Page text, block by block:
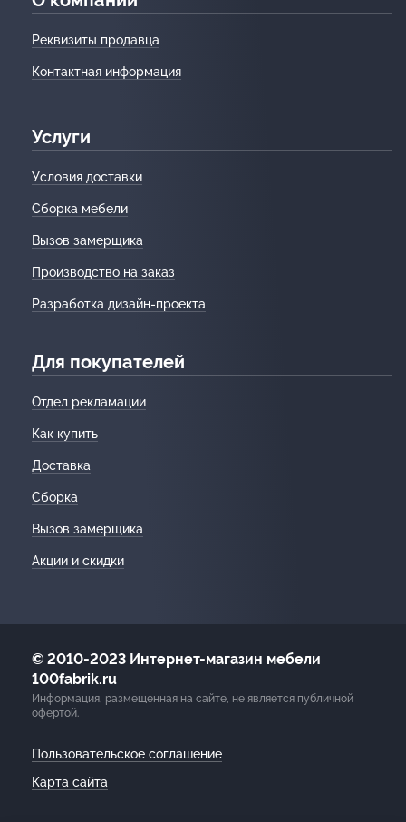
Реквизиты продавца
Контактная информация
Услуги
Условия доставки
Сборка мебели
Вызов замерщика
Производство на заказ
Разработка дизайн-проекта
Для покупателей
Отдел рекламации
Как купить
Доставка
Сборка
Вызов замерщика
Акции и скидки
© 2010-2023 Интернет-магазин мебели
100fabrik.ru
Информация, размещенная на сайте, не является публичной
офертой.
Пользовательское соглашение
Карта сайта